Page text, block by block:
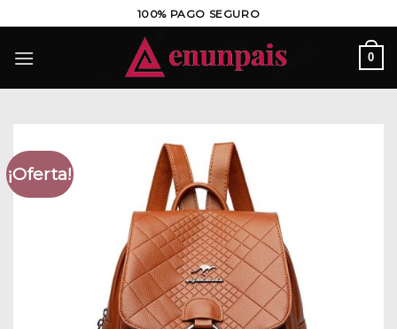
al
contenido
100% PAGO SEGURO
0
¡Oferta!